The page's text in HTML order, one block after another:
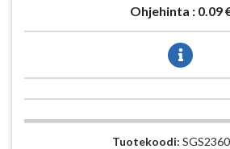
Ohjehinta : 0.09
Tuotekoodi: